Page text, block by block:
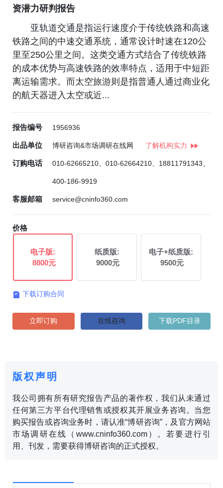
资潜力研判报告
亚轨道交通是指运行速度介于传统铁路和高速
铁路之间的中速交通系统，通常设计时速在120公
里至250公里之间。这类交通方式结合了传统铁路
的成本优势与高速铁路的效率特点，适用于中短距
离运输需求。而太空旅游则是指普通人通过商业化
的航天器进入太空或近...
报告编号 1956936
出品单位 博研咨询&市场调研在线网 了解机构实力
订购电话 010-62665210、010-62664210、18811791343、
400-186-9919
客服邮箱 service@cninfo360.com
价格
电子版:
8800元
纸质版:
9000元
电子+纸质版:
9500元
 下载订购合同
立即订购 在线咨询 下载PDF目录
版权声明
我公司拥有所有研究报告产品的著作权，我们从未通过
任何第三方平台代理销售或授权其开展业务咨询。当您
购买报告或咨询业务时，请认准“博研咨询”，及官方网站
市场调研在线（www.cninfo360.com）。若要进行引
用、刊发，需要获得博研咨询的正式授权。